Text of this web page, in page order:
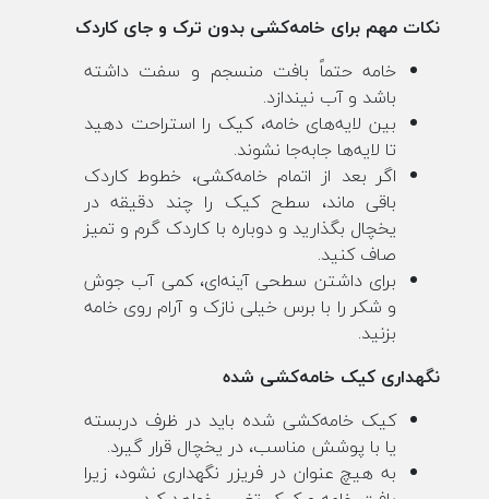
نکات مهم برای خامه‌کشی بدون ترک و جای کاردک
خامه حتماً بافت منسجم و سفت داشته
باشد و آب نیندازد.
بین لایه‌های خامه، کیک را استراحت دهید
تا لایه‌ها جابه‌جا نشوند.
اگر بعد از اتمام خامه‌کشی، خطوط کاردک
باقی ماند، سطح کیک را چند دقیقه در
یخچال بگذارید و دوباره با کاردک گرم و تمیز
صاف کنید.
برای داشتن سطحی آینه‌ای، کمی آب جوش
و شکر را با برس خیلی نازک و آرام روی خامه
بزنید.
نگهداری کیک خامه‌کشی شده
کیک خامه‌کشی شده باید در ظرف دربسته
یا با پوشش مناسب، در یخچال قرار گیرد.
به هیچ عنوان در فریزر نگهداری نشود، زیرا